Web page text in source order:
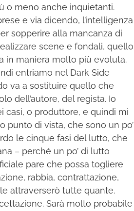
o meno anche inquietanti.
e via dicendo, l’intelligenza
sopperire alla mancanza di
scene e fondali, quello
in maniera molto più evoluta.
entriamo nel Dark Side
va a sostituire quello che
dell’autore, del regista. Io
casi, o produttore, e quindi mi
punto di vista, che sono un po’
le cinque fasi del lutto, che
– perché un po’ di lutto
pare che possa togliere
rabbia, contrattazione,
attraverserò tutte quante.
Sarà molto probabile